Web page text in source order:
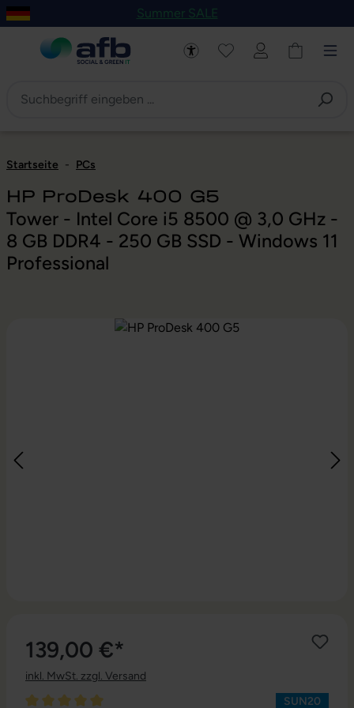
Hauptinhalt springen
Zur Navigation der B2B-Plattform springen
Summer SALE
Startseite - PCs
HP ProDesk 400 G5
Tower - Intel Core i5 8500 @ 3,0 GHz -
8 GB DDR4 - 250 GB SSD - Windows 11
Professional
Bildergalerie überspringen
139,00 €*
inkl. MwSt. zzgl. Versand
SUN20